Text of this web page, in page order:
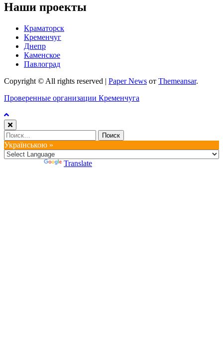
Наши проекты
Краматорск
Кременчуг
Днепр
Каменское
Павлоград
Copyright © All rights reserved | Paper News от Themeansar.
Проверенные организации Кременчуга
Найти:
Українською »
Translate